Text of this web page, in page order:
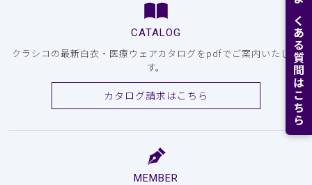
よくある質問はこちら
CATALOG
クラシコの最新白衣・医療ウェアカタログをpdfでご案内いたしま
す。
カタログ請求はこちら
MEMBER